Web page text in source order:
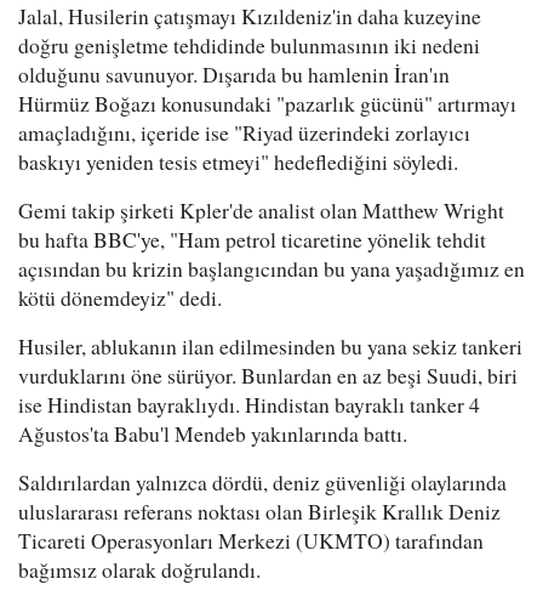
Jalal, Husilerin çatışmayı Kızıldeniz'in daha kuzeyine
doğru genişletme tehdidinde bulunmasının iki nedeni
olduğunu savunuyor. Dışarıda bu hamlenin İran'ın
Hürmüz Boğazı konusundaki "pazarlık gücünü" artırmayı
amaçladığını, içeride ise "Riyad üzerindeki zorlayıcı
baskıyı yeniden tesis etmeyi" hedeflediğini söyledi.
Gemi takip şirketi Kpler'de analist olan Matthew Wright
bu hafta BBC'ye, "Ham petrol ticaretine yönelik tehdit
açısından bu krizin başlangıcından bu yana yaşadığımız en
kötü dönemdeyiz" dedi.
Husiler, ablukanın ilan edilmesinden bu yana sekiz tankeri
vurduklarını öne sürüyor. Bunlardan en az beşi Suudi, biri
ise Hindistan bayraklıydı. Hindistan bayraklı tanker 4
Ağustos'ta Babu'l Mendeb yakınlarında battı.
Saldırılardan yalnızca dördü, deniz güvenliği olaylarında
uluslararası referans noktası olan Birleşik Krallık Deniz
Ticareti Operasyonları Merkezi (UKMTO) tarafından
bağımsız olarak doğrulandı.